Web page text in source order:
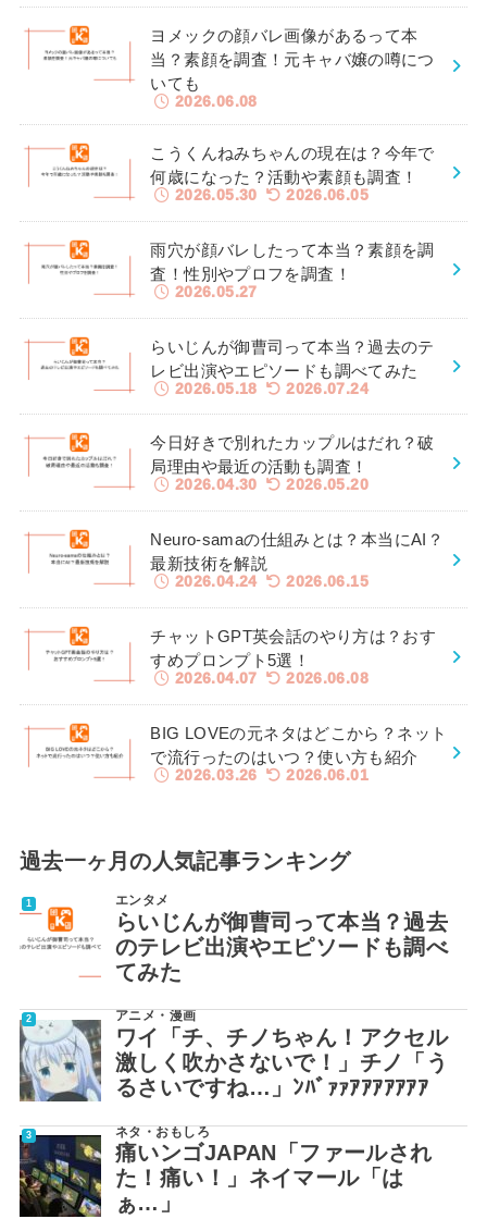
ヨメックの顔バレ画像があるって本
当？素顔を調査！元キャバ嬢の噂につ
いても
2026.06.08
こうくんねみちゃんの現在は？今年で
何歳になった？活動や素顔も調査！
2026.05.30 2026.06.05
雨穴が顔バレしたって本当？素顔を調
査！性別やプロフを調査！
2026.05.27
らいじんが御曹司って本当？過去のテ
レビ出演やエピソードも調べてみた
2026.05.18 2026.07.24
今日好きで別れたカップルはだれ？破
局理由や最近の活動も調査！
2026.04.30 2026.05.20
Neuro-samaの仕組みとは？本当にAI？
最新技術を解説
2026.04.24 2026.06.15
チャットGPT英会話のやり方は？おす
すめプロンプト5選！
2026.04.07 2026.06.08
BIG LOVEの元ネタはどこから？ネット
で流行ったのはいつ？使い方も紹介
2026.03.26 2026.06.01
過去一ヶ月の人気記事ランキング
エンタメ
らいじんが御曹司って本当？過去
のテレビ出演やエピソードも調べ
てみた
アニメ・漫画
ワイ「チ、チノちゃん！アクセル
激しく吹かさないで！」チノ「う
るさいですね…」ﾝﾊﾞｧｧｱｱｱｱｱｱｱ
ネタ・おもしろ
痛いンゴJAPAN「ファールされ
た！痛い！」ネイマール「は
ぁ…」